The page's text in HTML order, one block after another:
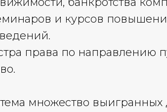
и курсов
права по направлению
множество выигранных